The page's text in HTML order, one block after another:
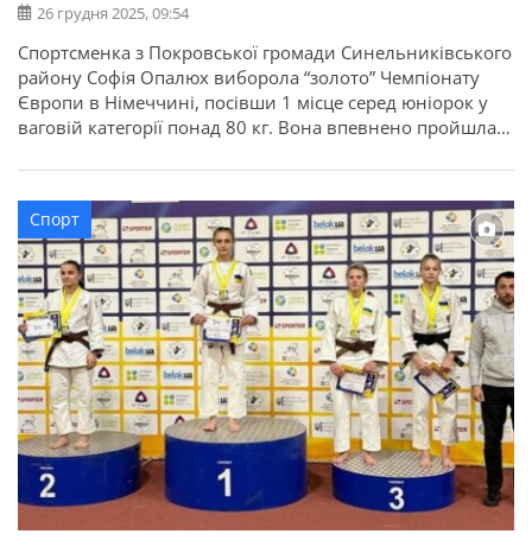
26 грудня 2025, 09:54
Спортсменка з Покровської громади Синельниківського
району Софія Опалюх виборола “золото” Чемпіонату
Європи в Німеччині, посівши 1 місце серед юніорок у
ваговій категорії понад 80 кг. Вона впевнено пройшла
завершивши фінал достроково в першому раунді. Про
це повідомляє Синельниківська РВА. Вітаємо Софію та
тренера Віктора Горобця! Попри війну наші спортсмени
[…]
Спорт